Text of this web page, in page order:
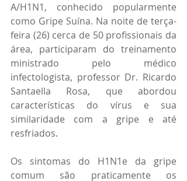
A/H1N1, conhecido popularmente
como Gripe Suína. Na noite de terça-
feira (26) cerca de 50 profissionais da
área, participaram do treinamento
ministrado pelo médico
infectologista, professor Dr. Ricardo
Santaella Rosa, que abordou
características do vírus e sua
similaridade com a gripe e até
resfriados.
Os sintomas do H1N1e da gripe
comum são praticamente os